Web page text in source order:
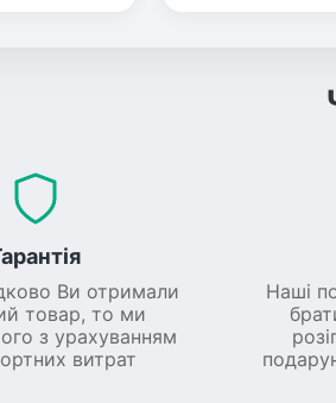
Ви отримали
товар, то ми
з урахуванням
витрат
Наші